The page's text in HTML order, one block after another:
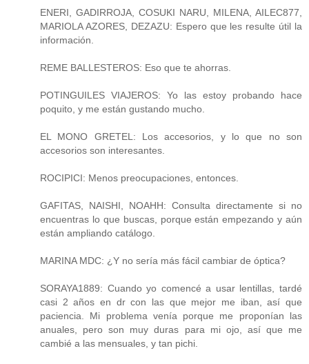
ENERI, GADIRROJA, COSUKI NARU, MILENA, AILEC877,
MARIOLA AZORES, DEZAZU: Espero que les resulte útil la
información.
REME BALLESTEROS: Eso que te ahorras.
POTINGUILES VIAJEROS: Yo las estoy probando hace
poquito, y me están gustando mucho.
EL MONO GRETEL: Los accesorios, y lo que no son
accesorios son interesantes.
ROCIPICI: Menos preocupaciones, entonces.
GAFITAS, NAISHI, NOAHH: Consulta directamente si no
encuentras lo que buscas, porque están empezando y aún
están ampliando catálogo.
MARINA MDC: ¿Y no sería más fácil cambiar de óptica?
SORAYA1889: Cuando yo comencé a usar lentillas, tardé
casi 2 años en dr con las que mejor me iban, así que
paciencia. Mi problema venía porque me proponían las
anuales, pero son muy duras para mi ojo, así que me
cambié a las mensuales, y tan pichi.